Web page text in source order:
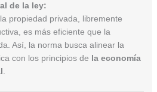
de la ley:
propiedad privada, libremente
es más eficiente que la
Así, la norma busca alinear la
con los principios de la economía